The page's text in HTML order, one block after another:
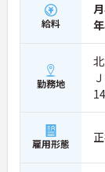
給料
勤務地
雇用形態